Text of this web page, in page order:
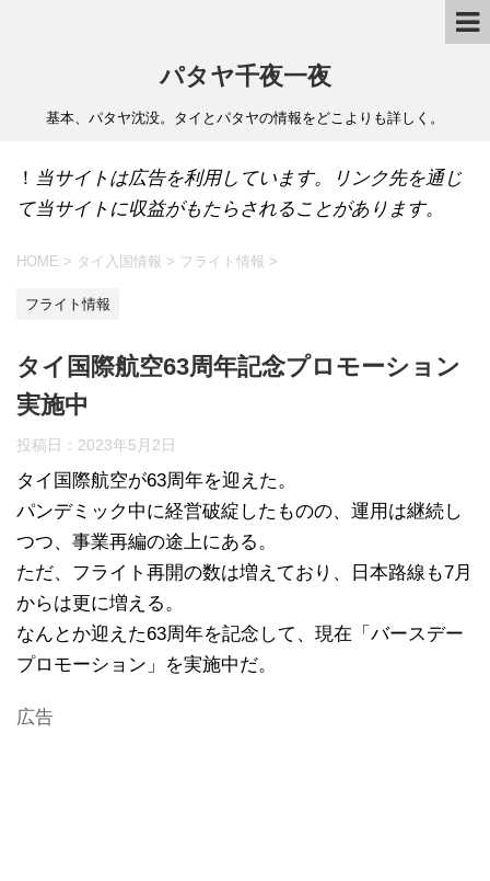
パタヤ千夜一夜
基本、パタヤ沈没。タイとパタヤの情報をどこよりも詳しく。
！ 当サイトは広告を利用しています。リンク先を通じ
て当サイトに収益がもたらされることがあります。
HOME > タイ入国情報 > フライト情報 >
フライト情報
タイ国際航空63周年記念プロモーション
実施中
投稿日： 2023年5月2日
タイ国際航空が63周年を迎えた。
パンデミック中に経営破綻したものの、運用は継続し
つつ、事業再編の途上にある。
ただ、フライト再開の数は増えており、日本路線も7月
からは更に増える。
なんとか迎えた63周年を記念して、現在「バースデー
プロモーション」を実施中だ。
広告